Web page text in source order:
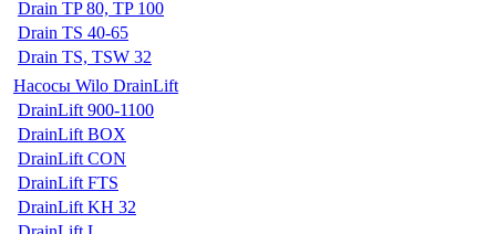
Drain TP 80, TP 100
Drain TS 40-65
Drain TS, TSW 32
Насосы Wilo DrainLift
DrainLift 900-1100
DrainLift BOX
DrainLift CON
DrainLift FTS
DrainLift KH 32